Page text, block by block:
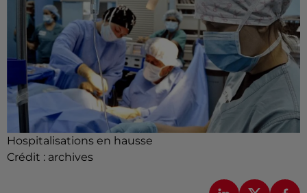
Hospitalisations en hausse
Crédit : archives